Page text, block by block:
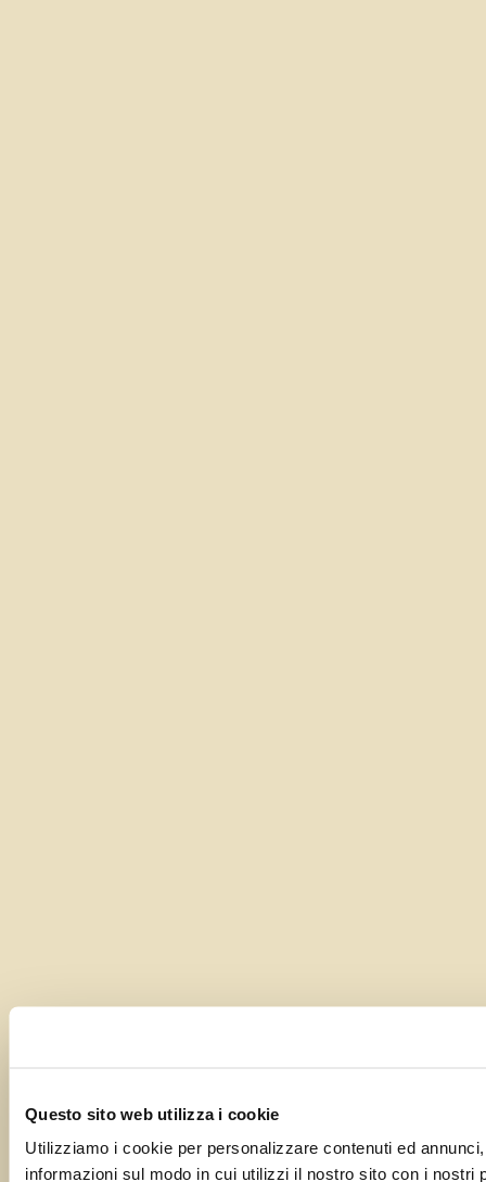
Questo sito web utilizza i cookie
Utilizziamo i cookie per personalizzare contenuti ed
informazioni sul modo in cui utilizzi il nostro sito con i nostri